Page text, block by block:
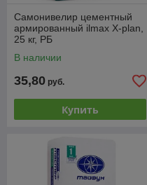
Самонивелир цементный
армированный ilmax X-plan,
25 кг, РБ
В наличии
35,80 руб.
Купить